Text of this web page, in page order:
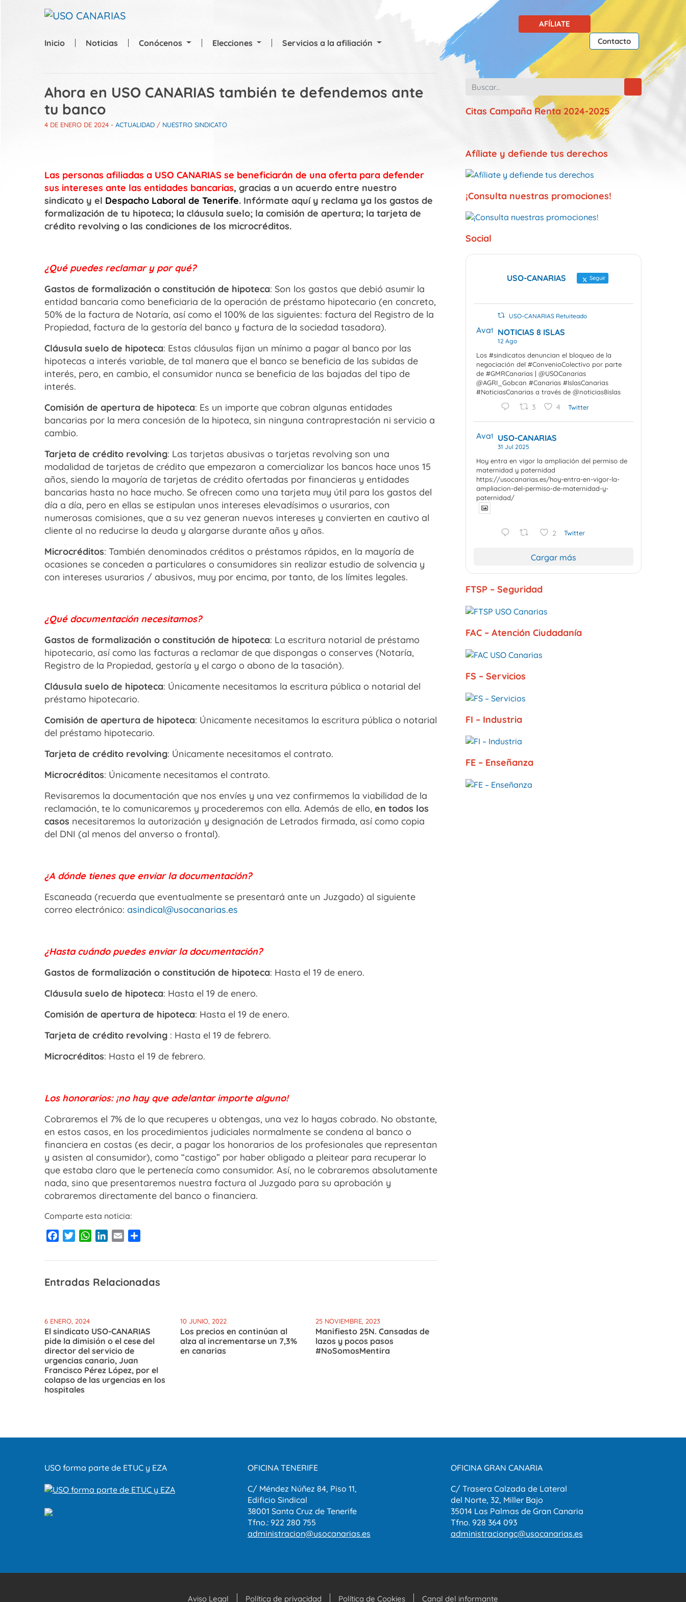
AFÍLIATE
Inicio Noticias Conócenos Elecciones Servicios a la afiliación Contacto
Ahora en USO CANARIAS también te defendemos ante
tu banco
4 DE ENERO DE 2024 - ACTUALIDAD / NUESTRO SINDICATO
Las personas afiliadas a USO CANARIAS se beneficiarán de una oferta para defender
sus intereses ante las entidades bancarias, gracias a un acuerdo entre nuestro
sindicato y el Despacho Laboral de Tenerife. Infórmate aquí y reclama ya los gastos de
formalización de tu hipoteca; la cláusula suelo; la comisión de apertura; la tarjeta de
crédito revolving o las condiciones de los microcréditos.
¿Qué puedes reclamar y por qué?
Gastos de formalización o constitución de hipoteca: Son los gastos que debió asumir la
entidad bancaria como beneficiaria de la operación de préstamo hipotecario (en concreto,
50% de la factura de Notaría, así como el 100% de las siguientes: factura del Registro de la
Propiedad, factura de la gestoría del banco y factura de la sociedad tasadora).
Cláusula suelo de hipoteca: Estas cláusulas fijan un mínimo a pagar al banco por las
hipotecas a interés variable, de tal manera que el banco se beneficia de las subidas de
interés, pero, en cambio, el consumidor nunca se beneficia de las bajadas del tipo de
interés.
Comisión de apertura de hipoteca: Es un importe que cobran algunas entidades
bancarias por la mera concesión de la hipoteca, sin ninguna contraprestación ni servicio a
cambio.
Tarjeta de crédito revolving: Las tarjetas abusivas o tarjetas revolving son una
modalidad de tarjetas de crédito que empezaron a comercializar los bancos hace unos 15
años, siendo la mayoría de tarjetas de crédito ofertadas por financieras y entidades
bancarias hasta no hace mucho. Se ofrecen como una tarjeta muy útil para los gastos del
día a día, pero en ellas se estipulan unos intereses elevadísimos o usurarios, con
numerosas comisiones, que a su vez generan nuevos intereses y convierten en cautivo al
cliente al no reducirse la deuda y alargarse durante años y años.
Microcréditos: También denominados créditos o préstamos rápidos, en la mayoría de
ocasiones se conceden a particulares o consumidores sin realizar estudio de solvencia y
con intereses usurarios / abusivos, muy por encima, por tanto, de los límites legales.
¿Qué documentación necesitamos?
Gastos de formalización o constitución de hipoteca: La escritura notarial de préstamo
hipotecario, así como las facturas a reclamar de que dispongas o conserves (Notaría,
Registro de la Propiedad, gestoría y el cargo o abono de la tasación).
Cláusula suelo de hipoteca: Únicamente necesitamos la escritura pública o notarial del
préstamo hipotecario.
Comisión de apertura de hipoteca: Únicamente necesitamos la escritura pública o notarial
del préstamo hipotecario.
Tarjeta de crédito revolving: Únicamente necesitamos el contrato.
Microcréditos: Únicamente necesitamos el contrato.
Revisaremos la documentación que nos envíes y una vez confirmemos la viabilidad de la
reclamación, te lo comunicaremos y procederemos con ella. Además de ello, en todos los
casos necesitaremos la autorización y designación de Letrados firmada, así como copia
del DNI (al menos del anverso o frontal).
¿A dónde tienes que enviar la documentación?
Escaneada (recuerda que eventualmente se presentará ante un Juzgado) al siguiente
correo electrónico: asindical@usocanarias.es
¿Hasta cuándo puedes enviar la documentación?
Gastos de formalización o constitución de hipoteca: Hasta el 19 de enero.
Cláusula suelo de hipoteca: Hasta el 19 de enero.
Comisión de apertura de hipoteca: Hasta el 19 de enero.
Tarjeta de crédito revolving : Hasta el 19 de febrero.
Microcréditos: Hasta el 19 de febrero.
Los honorarios: ¡no hay que adelantar importe alguno!
Cobraremos el 7% de lo que recuperes u obtengas, una vez lo hayas cobrado. No obstante,
en estos casos, en los procedimientos judiciales normalmente se condena al banco o
financiera en costas (es decir, a pagar los honorarios de los profesionales que representan
y asisten al consumidor), como “castigo” por haber obligado a pleitear para recuperar lo
que estaba claro que le pertenecía como consumidor. Así, no le cobraremos absolutamente
nada, sino que presentaremos nuestra factura al Juzgado para su aprobación y
cobraremos directamente del banco o financiera.
Comparte esta noticia:
Facebook
TwitterWhatsApp
LinkedIn
Email
Entradas Relacionadas
6 ENERO, 2024
El sindicato USO-CANARIAS
pide la dimisión o el cese del
director del servicio de
urgencias canario, Juan
Francisco Pérez López, por el
colapso de las urgencias en los
hospitales
10 JUNIO, 2022
Los precios en continúan al
alza al incrementarse un 7,3%
en canarias
25 NOVIEMBRE, 2023
Manifiesto 25N. Cansadas de
lazos y pocos pasos
#NoSomosMentira
Citas Campaña Renta 2024-2025
Afíliate y defiende tus derechos
¡Consulta nuestras promociones!
Social
USO-CANARIAS Seguir
USO-CANARIAS Retuiteado
AvatarNOTICIAS 8 ISLAS
12 Ago
Los #sindicatos denuncian el bloqueo de la
negociación del #ConvenioColectivo por parte
de #GMRCanarias | @USOCanarias
@AGRI_Gobcan #Canarias #IslasCanarias
#NoticiasCanarias a través de @noticias8islas
3 4 Twitter
AvatarUSO-CANARIAS
31 Jul 2025
Hoy entra en vigor la ampliación del permiso de
maternidad y paternidad
https://usocanarias.es/hoy-entra-en-vigor-la-
ampliacion-del-permiso-de-maternidad-y-
paternidad/
2 Twitter
Cargar más
FTSP – Seguridad
FAC – Atención Ciudadanía
FS – Servicios
FI – Industria
FE – Enseñanza
USO forma parte de ETUC y EZA OFICINA TENERIFE
C/ Méndez Núñez 84, Piso 11,
Edificio Sindical
38001 Santa Cruz de Tenerife
Tfno.: 922 280 755
administracion@usocanarias.es
OFICINA GRAN CANARIA
C/ Trasera Calzada de Lateral
del Norte, 32, Miller Bajo
35014 Las Palmas de Gran Canaria
Tfno. 928 364 093
administraciongc@usocanarias.es
Aviso Legal Política de privacidad Política de Cookies Canal del informante